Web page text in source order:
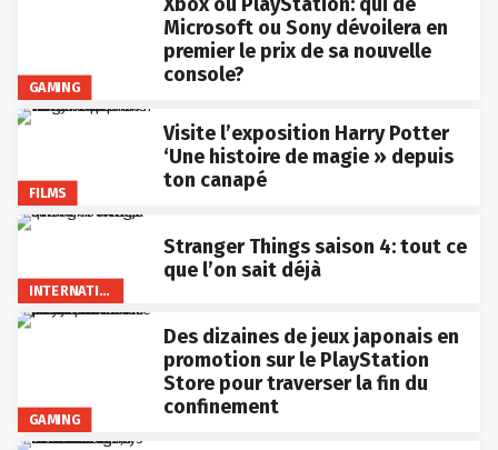
GAMING
Microsoft ou Sony dévoilera en
premier le prix de sa nouvelle
console?
FILMS
Visite l’exposition Harry Potter
‘Une histoire de magie » depuis
ton canapé
Stranger Things saison 4: tout ce
que l’on sait déjà
GAMING
Des dizaines de jeux japonais en
promotion sur le PlayStation
Store pour traverser la fin du
confinement